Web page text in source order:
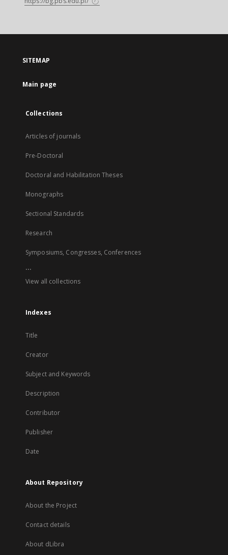
SITEMAP
Main page
Collections
Articles of journals
Pre-Doctoral
Doctoral and Habilitation Theses
Monographs
Sectional Standards
Research
Symposiums, Congresses, Conferences
...
View all collections
Indexes
Title
Creator
Subject and Keywords
Description
Contributor
Publisher
Date
About Repository
About the Project
Contact details
About dLibra